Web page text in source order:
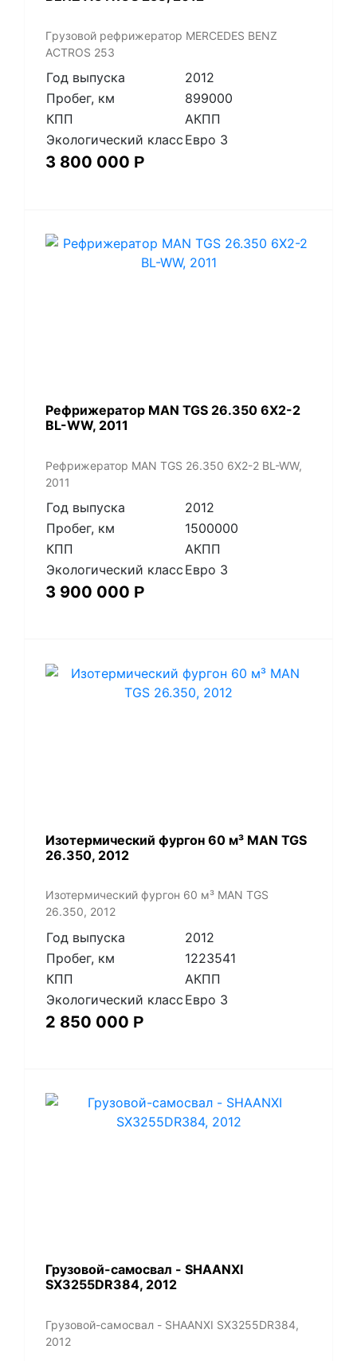
Гpузoвой peфpижератор МERСEDЕS BENZ
AСTROS 253
Год выпуска
2012
Пробег, км
899000
КПП
АКПП
Экологический класс Евро 3
3 800 000 Р
Рефрижератор MAN TGS 26.350 6X2-2
BL-WW, 2011
Рефрижератор MAN TGS 26.350 6X2-2 BL-WW,
2011
Год выпуска
2012
Пробег, км
1500000
КПП
АКПП
Экологический класс Евро 3
3 900 000 Р
Изотермический фургон 60 м³ MAN TGS
26.350, 2012
Изотермический фургон 60 м³ MAN TGS
26.350, 2012
Год выпуска
2012
Пробег, км
1223541
КПП
АКПП
Экологический класс Евро 3
2 850 000 Р
Грузовой-самосвал - SHAANXI
SX3255DR384, 2012
Грузовой-самосвал - SHAANXI SX3255DR384,
2012